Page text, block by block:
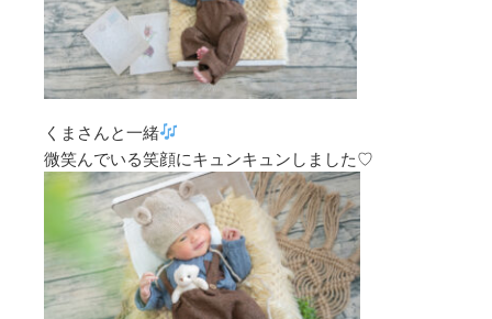
くまさんと一緒
微笑んでいる笑顔にキュンキュンしました♡